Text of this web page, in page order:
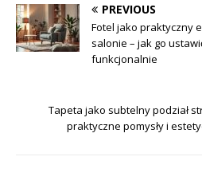
PREVIOUS
Fotel jako praktyczny
salonie – jak go
funkcjonalnie
Tapeta jako subtelny podział
praktyczne pomysły i